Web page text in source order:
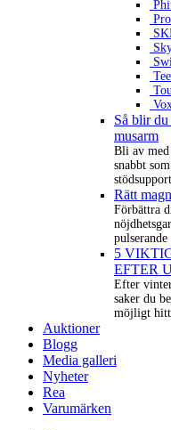
Så blir
musarm
Bli av med
snabbt
stödsupport
Rätt
Förbättra
5
EFTER
Efter
saker du
möjligt
Auktioner
Blogg
Media galleri
Nyheter
Rea
Varumärken